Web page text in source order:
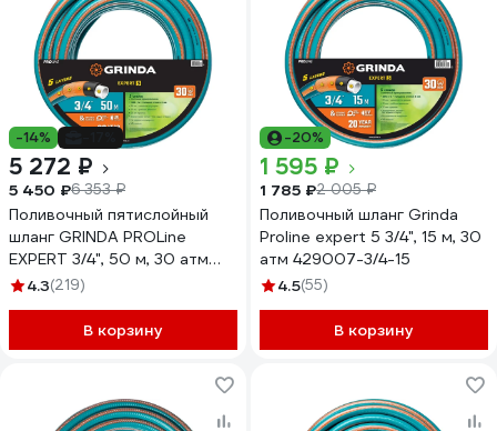
-14%
5 272 ₽
5 450 ₽6 353 ₽
Поливочный пятислойный
шланг GRINDA PROLine
EXPERT 3/4", 50 м, 30 атм
429007-3/4-50
4.3(219)
В корзину
-20%
1 595 ₽
1 785 ₽2 005 ₽
Поливочный шланг Grinda
Proline expert 5 3/4", 15 м, 30
атм 429007-3/4-15
4.5(55)
В корзину